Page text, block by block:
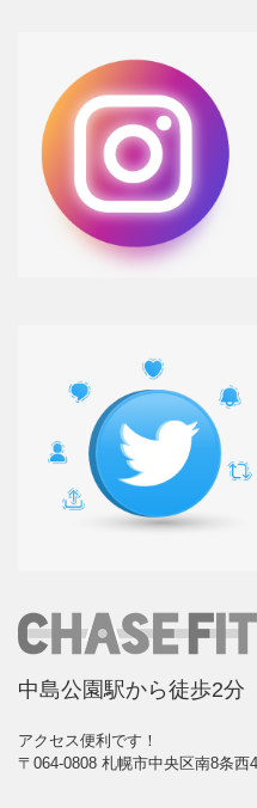
中島公園駅から徒歩2
アクセス便利です！
〒064-0808 札幌市中央区南8条